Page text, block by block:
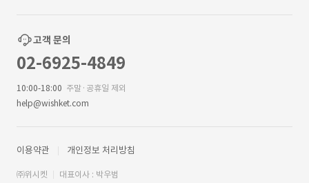
고객 문의
02-6925-4849
10:00-18:00 주말·공휴일 제외
help@wishket.com
이용약관 개인정보 처리방침
㈜위시켓 대표이사 : 박우범